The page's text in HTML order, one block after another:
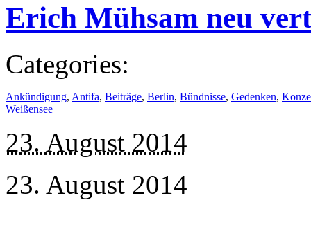
Erich Mühsam neu
Categories:
Ankündigung, Antifa, Beiträge, Berlin, Bündnisse, Gedenken,
Weißensee
23. August 2014
23. August 2014